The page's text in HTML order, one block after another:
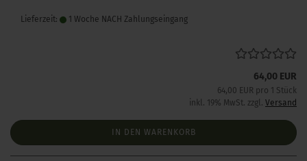
Lieferzeit: 1 Woche NACH Zahlungseingang
64,00 EUR
64,00 EUR pro 1 Stück
inkl. 19% MwSt. zzgl. Versand
IN DEN WARENKORB